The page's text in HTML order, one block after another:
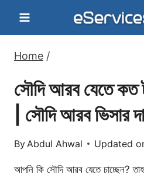
Skip
to
content
Home /
সৌদি আরব যেতে কত
| সৌদি আরব ভিসার
ByAbdul Ahwal Updated
আপনি কি সৌদি আরব যেতে চাচ্ছেন?